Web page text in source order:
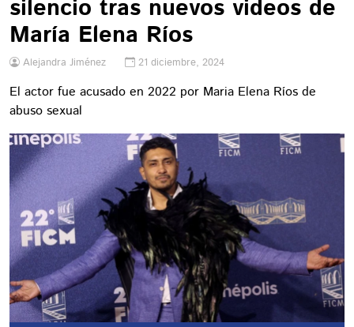
silencio tras nuevos videos de
María Elena Ríos
Alejandra Jiménez 21 diciembre, 2024
El actor fue acusado en 2022 por Maria Elena Ríos de
abuso sexual